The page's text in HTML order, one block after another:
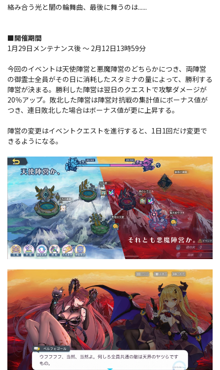
絡み合う光と闇の輪舞曲、最後に舞うのは......
■開催期間
1月29日メンテナンス後 ～ 2月12日13時59分
今回のイベントは天使陣営と悪魔陣営のどちらかにつき、両陣営
の御霊士全員がその日に消耗したスタミナの量によって、勝利する
陣営が決まる。勝利した陣営は翌日のクエストで攻撃ダメージが
20％アップ。敗北した陣営は陣営対抗戦の集計値にボーナス値が
つき、連日敗北した場合はボーナス値が更に上昇する。
陣営の変更はイベントクエストを進行すると、1日1回だけ変更で
きるようになる。